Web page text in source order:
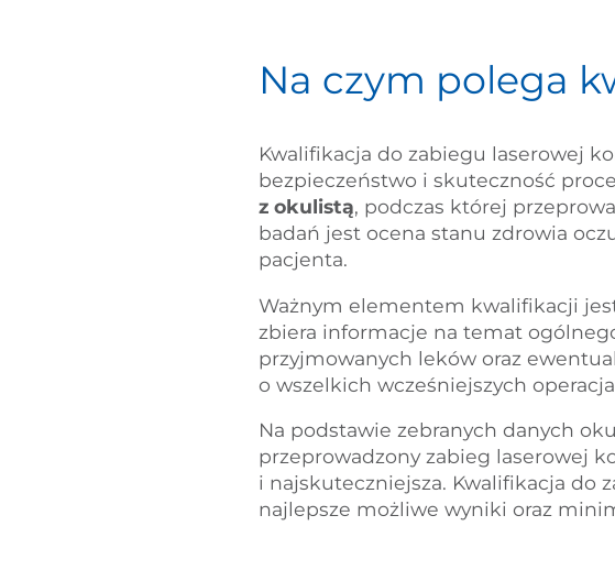
Na czym polega
Kwalifikacja do zabiegu laserowej
bezpieczeństwo i skuteczność
z okulistą, podczas której
badań jest ocena stanu zdrowia
pacjenta.
Ważnym elementem kwalifikacji
zbiera informacje na temat
przyjmowanych leków oraz
o wszelkich wcześniejszych
Na podstawie zebranych danych
przeprowadzony zabieg laserowej
i najskuteczniejsza. Kwalifikacja do
najlepsze możliwe wyniki oraz